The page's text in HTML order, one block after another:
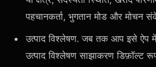
पहचानकर्ता, भुगतान मोड और मोचन
उत्पाद विश्लेषण. जब तक आप इसे ऐप
उत्पाद विश्लेषण साझाकरण डिफ़ॉल्ट